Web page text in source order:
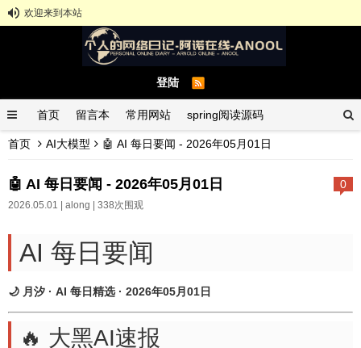
欢迎来到本站
登陆
首页 留言本 常用网站 spring阅读源码
spring示例demo GitHub中文排行榜
首页 AI大模型 🤖 AI 每日要闻 - 2026年05月01日
0
🤖 AI 每日要闻 - 2026年05月01日
2026.05.01 | along | 338次围观
AI 每日要闻
🌙 月汐 · AI 每日精选 · 2026年05月01日
🔥 大黑AI速报